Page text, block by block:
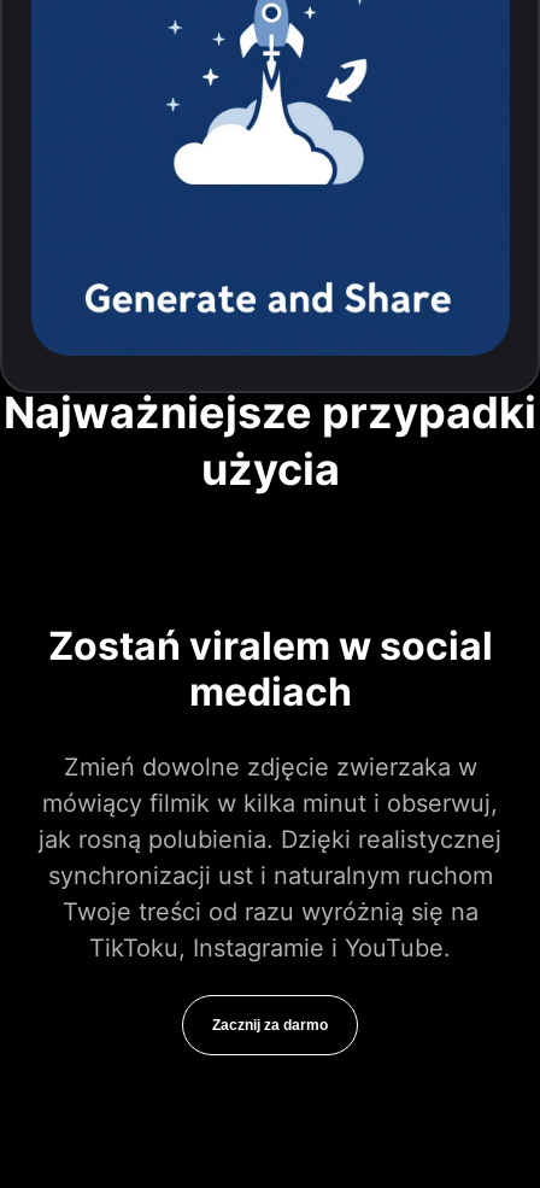
Najważniejsze przypadki
użycia
Zostań viralem w social
mediach
Zmień dowolne zdjęcie zwierzaka w
mówiący filmik w kilka minut i obserwuj,
jak rosną polubienia. Dzięki realistycznej
synchronizacji ust i naturalnym ruchom
Twoje treści od razu wyróżnią się na
TikToku, Instagramie i YouTube.
Zacznij za darmo